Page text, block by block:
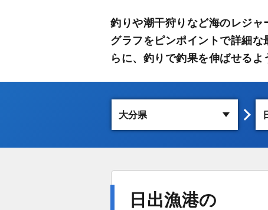
釣りや潮干狩りなど海のレジ
グラフをピンポイントで詳細
らに、釣りで釣果を伸ばせる
日出漁港の